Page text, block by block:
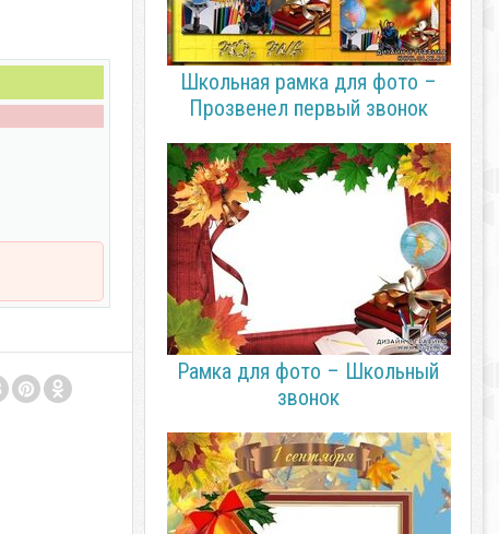
Школьная рамка для фото –
Прозвенел первый звонок
Рамка для фото – Школьный
звонок